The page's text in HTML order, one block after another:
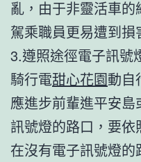
亂，由于非靈活車
駕乘職員更易遭到損
3.遵照途徑電子訊號
騎行電甜心花園動自
應進步前輩進平安
訊號燈的路口，要依
在沒有電子訊號燈